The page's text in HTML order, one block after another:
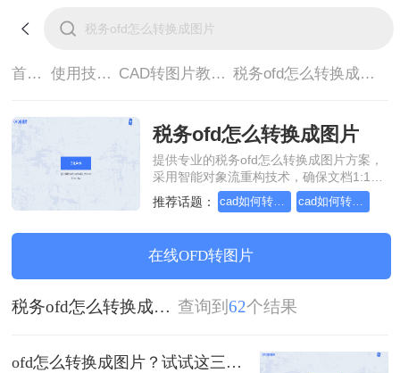
首页> 使用技巧> CAD转图片教程> 税务ofd怎么转换成图片
税务ofd怎么转换成图片
提供专业的税务ofd怎么转换成图片方案，
采用智能对象流重构技术，确保文档1:1高
保真还原且排版不乱码。支持一键批量处
理，全链路 SSL 加密保障隐私安全。助您
装，高效办公。
推荐话题： cad如何转成图片？方法详解 cad如何转成图片？详细方法教学
在线OFD转图片
税务ofd怎么转换成图片 查询到 62个结果
ofd怎么转换成图片？试试这三个方法！